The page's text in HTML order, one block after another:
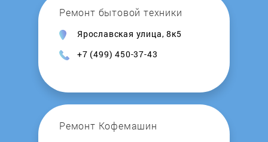
Krups
Kuppersbusch
La Cimbali
Ремонт бытовой техники
Ярославская улица, 8к5
+7 (499) 450-37-43
Ремонт Кофемашин